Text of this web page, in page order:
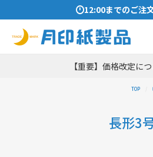
12:00までのご注
【重要】価格改定に
TOP
長形3